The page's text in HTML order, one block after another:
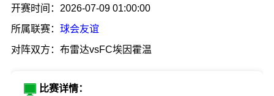
开赛时间：2026-07-09 01:00:00
所属联赛： 球会友谊
对阵双方：布雷达vsFC埃因霍温
比赛详情：